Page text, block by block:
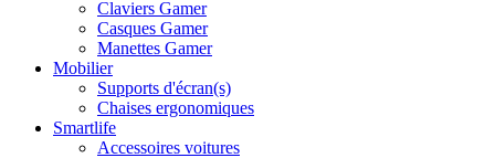
Claviers Gamer
Casques Gamer
Manettes Gamer
Mobilier
Supports d'écran(s)
Chaises ergonomiques
Smartlife
Accessoires voitures